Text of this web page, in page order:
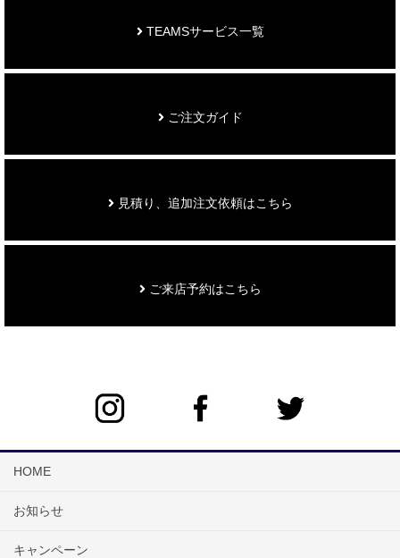
TEAMSサービス一覧
ご注文ガイド
見積り、追加注文依頼はこちら
ご来店予約はこちら
HOME
お知らせ
キャンペーン